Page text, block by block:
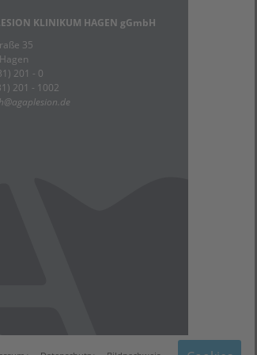
KLINIKUM HAGEN gGmbH
35
201 - 0
201 - 1002
@agaplesion.de